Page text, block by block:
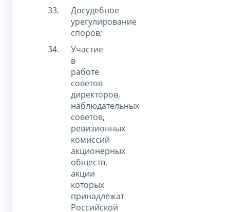
Досудебное
урегулирование
споров;
Участие
в
работе
советов
директоров,
наблюдательных
советов,
ревизионных
комиссий
акционерных
обществ,
акции
которых
принадлежат
Российской